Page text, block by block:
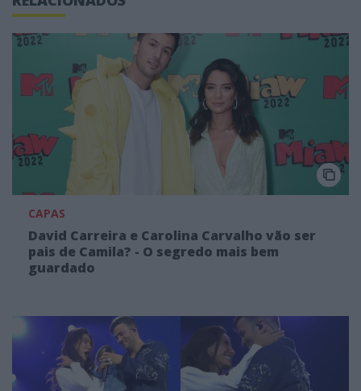
CAPAS
David Carreira e Carolina Carvalho vão ser
pais de Camila? - O segredo mais bem
guardado